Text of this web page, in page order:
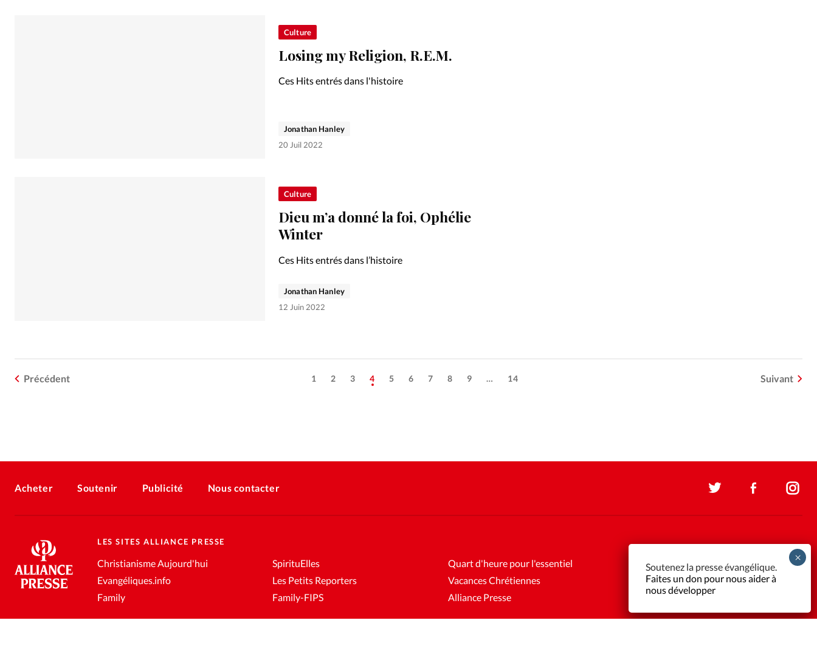
Culture
Losing my Religion, R.E.M.
Ces Hits entrés dans l'histoire
Jonathan Hanley
20 Juil 2022
Culture
Dieu m’a donné la foi, Ophélie
Winter
Ces Hits entrés dans l’histoire
Jonathan Hanley
12 Juin 2022
Précédent 1 2 3 4 5 6 7 8 9 … 14 Suivant
Acheter Soutenir Publicité Nous contacter
LES SITES ALLIANCE PRESSE
Christianisme Aujourd'hui
Evangéliques.info
Family
SpirituElles
Les Petits Reporters
Family-FIPS
Quart d'heure pour l'essentiel
Vacances Chrétiennes
Alliance Presse
Soutenez la presse évangélique.
Faites un don pour nous aider à
nous développer